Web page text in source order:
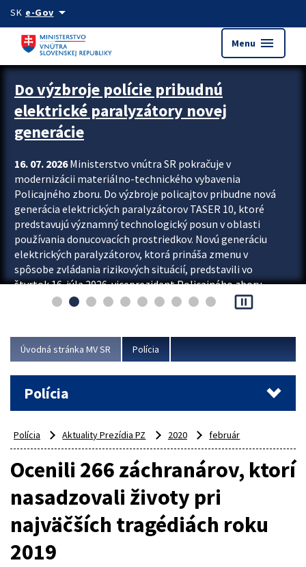
Preskocit na hlavný obsah
SK e-Govarrow_drop_down
Menu menu
Zastavit automatický posun upútavok
Do výzbroje polície pribudnú
elektrické paralyzátory novej
generácie
16. 07. 2026Ministerstvo vnútra SR pokračuje v
modernizácii materiálno-technického vybavenia
Policajného zboru. Do výzbroje policajtov pribudne nová
generácia elektrických paralyzátorov TASER 10, ktoré
predstavujú významný technologický posun v oblasti
používania donucovacích prostriedkov. Novú generáciu
elektrických paralyzátorov, ktorá prináša zmenu v
spôsobe zvládania rizikových situácií, predstavili vo
štvrtok 16. júla 2026 viceprezident Policajného zboru
Rastislav Polakovič a riaditeľ odboru výcviku...
pause_presentation
Úvodná stránka MV SR Polícia
Polícia
Polícia Aktuality Prezídia PZ 2020 február
Ocenili 266 záchranárov, ktorí
nasadzovali životy pri
najväčších tragédiách roku
2019